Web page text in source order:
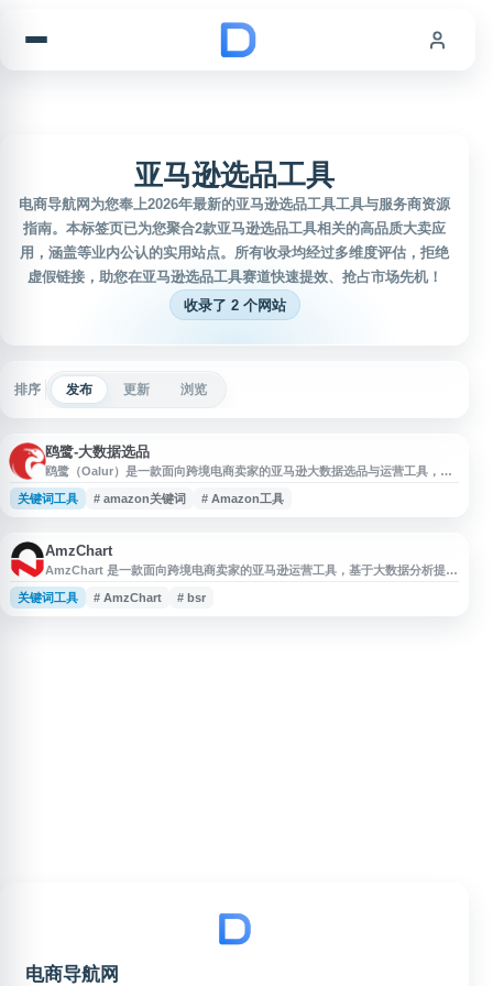
亚马逊选品工具
电商导航网为您奉上2026年最新的亚马逊选品工具工具与服务商资源
指南。本标签页已为您聚合2款亚马逊选品工具相关的高品质大卖应
用，涵盖等业内公认的实用站点。所有收录均经过多维度评估，拒绝
虚假链接，助您在亚马逊选品工具赛道快速提效、抢占市场先机！
收录了 2 个网站
排序 发布 更新 浏览
鸥鹭-大数据选品
鸥鹭（Oalur）是一款面向跨境电商卖家的亚马逊大数据选品与运营工具，提
供选品分析、关键词研究、关键词优化、市场数据查询及相关插件服务，帮助
卖家了解亚马逊平台商品趋势、竞争情况和运营机会。适合从事 Amazon 选
关键词工具 # amazon关键词 # Amazon工具
AmzChart
AmzChart 是一款面向跨境电商卖家的亚马逊运营工具，基于大数据分析提供
亚马逊选品、关键词反查、BSR 排名趋势、市场类目分析、跟卖监控等功
能。平台可帮助卖家了解产品表现、关键词机会和市场竞争情况，用于辅助亚
关键词工具 # AmzChart # bsr
电商导航网